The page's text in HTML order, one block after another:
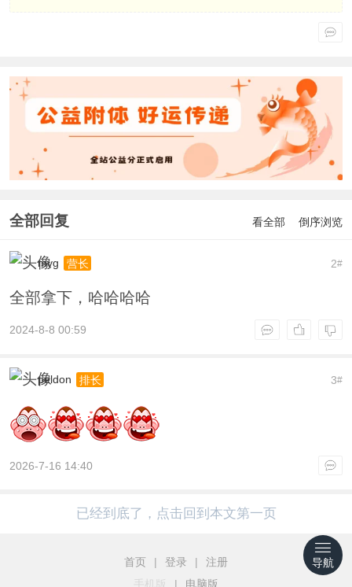
全部回复 看全部 倒序浏览
2#
myg 营长
全部拿下，哈哈哈哈
2024-8-8 00:59
3#
peldon 排长
2026-7-16 14:40
已经到底了，点击回到本文第一页
首页 | 登录 |
注册
手机版
| 电脑版
导航